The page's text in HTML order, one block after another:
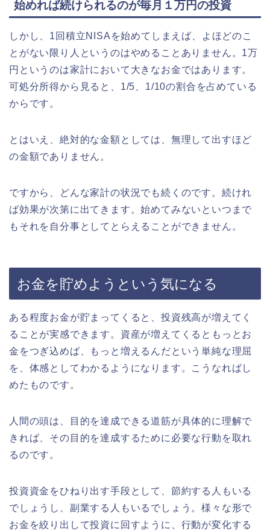
始めれば続けられるのが毎月１万円の投資
しかし、1回積立NISAを始めてしまえば、よほどのこ
とがない限り人というのはやめることありません。1万
円というのは家計において大きなお金ではあります。
可処分所得から見ると、1/5、1/10の割合を占めている
からです。
とはいえ、絶対的な金額としては、無理して出すほど
の金額でありません。
ですから、どんな家計の状況でも続くのです。続けれ
ば効果が次第に出てきます。始めてみないといつまで
もそれを自分事としてとらえることができません。
お金を貯めようという気になる
ある程度お金が貯まってくると、投資残高が増えてく
ることが実感できます。資産が増えてくるともっとお
金をつぎ込めば、もっと増えるんだという単純な理屈
を、体感としてわかるようになります。こうなればし
めたものです。
人間の頭は、目的を達成できる道筋が具体的に理解で
きれば、その目的を達成するために必要な行動を取れ
るのです。
投資資金をひねり出す手段として、節約する人もいる
でしょうし、副業する人もいるでしょう。様々な形で
お金を絞り出して投資に回すように、行動が変化する